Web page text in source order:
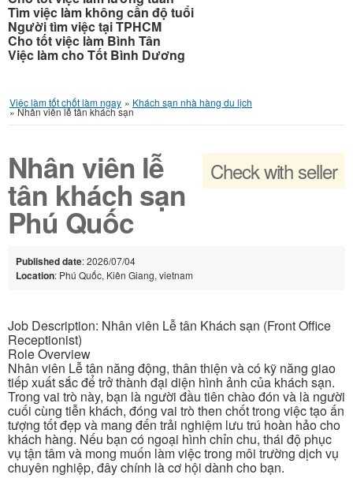
Tìm việc làm không cần độ tuổi
Người tìm việc tại TPHCM
Cho tốt việc làm Bình Tân
Việc làm cho Tốt Bình Dương
Việc làm tốt chốt làm ngay » Khách sạn nhà hàng du lịch
»Nhân viên lễ tân khách sạn
Check with seller
Nhân viên lễ
tân khách sạn
Phú Quốc
Published date: 2026/07/04
Location: Phú Quốc, Kiên Giang, vietnam
Job Description: Nhân viên Lễ tân Khách sạn (Front Office
Receptionist)
Role Overview
Nhân viên Lễ tân năng động, thân thiện và có kỹ năng giao
tiếp xuất sắc để trở thành đại diện hình ảnh của khách sạn.
Trong vai trò này, bạn là người đầu tiên chào đón và là người
cuối cùng tiễn khách, đóng vai trò then chốt trong việc tạo ấn
tượng tốt đẹp và mang đến trải nghiệm lưu trú hoàn hảo cho
khách hàng. Nếu bạn có ngoại hình chỉn chu, thái độ phục
vụ tận tâm và mong muốn làm việc trong môi trường dịch vụ
chuyên nghiệp, đây chính là cơ hội dành cho bạn.